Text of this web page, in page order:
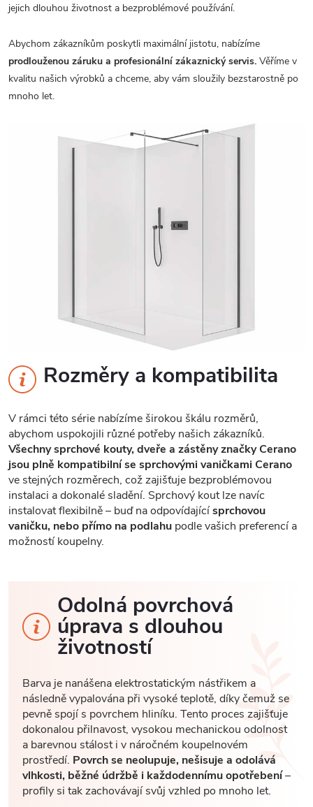
jejich dlouhou životnost a bezproblémové používání.
Abychom zákazníkům poskytli maximální jistotu, nabízíme
prodlouženou záruku a profesionální zákaznický servis. Věříme v
kvalitu našich výrobků a chceme, aby vám sloužily bezstarostně po
mnoho let.
Rozměry a kompatibilita
V rámci této série nabízíme širokou škálu rozměrů,
abychom uspokojili různé potřeby našich zákazníků.
Všechny sprchové kouty, dveře a zástěny značky Cerano
jsou plně kompatibilní se sprchovými vaničkami Cerano
ve stejných rozměrech, což zajišťuje bezproblémovou
instalaci a dokonalé sladění. Sprchový kout lze navíc
instalovat flexibilně – buď na odpovídajícísprchovou
vaničku, nebo přímo na podlahu podle vašich preferencí a
možností koupelny.
Odolná povrchová
úprava s dlouhou
životností
Barva je nanášena elektrostatickým nástřikem a
následně vypalována při vysoké teplotě, díky čemuž se
pevně spojí s povrchem hliníku. Tento proces zajišťuje
dokonalou přilnavost, vysokou mechanickou odolnost
a barevnou stálost i v náročném koupelnovém
prostředí. Povrch se neolupuje, nešisuje a odolává
vlhkosti, běžné údržbě i každodennímu opotřebení–
profily si tak zachovávají svůj vzhled po mnoho let.